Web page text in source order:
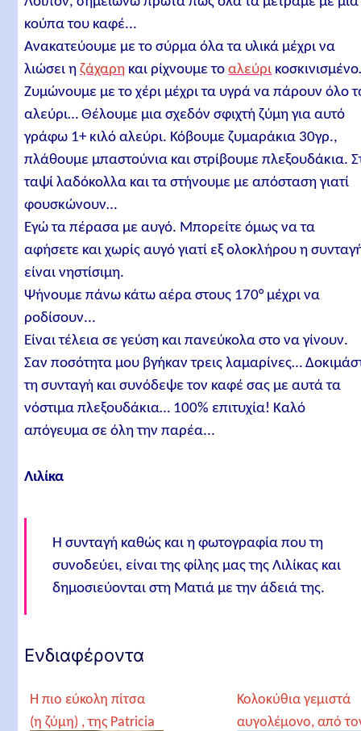
κούπα του καφέ...
Ανακατεύουμε με το σύρμα όλα τα υλικά μέχρι να
λιώσει ηζάχαρη και ρίχνουμε τοαλεύρι
Ζυμώνουμε με το χέρι μέχρι τα υγρά να πάρουν όλο
αλεύρι… Θέλουμε μια σχεδόν σφιχτή ζύμη για αυτό
γράφω 1+ κιλό αλεύρι. Κόβουμε ζυμαράκια 30γρ.,
πλάθουμε μπαστούνια και στρίβουμε πλεξουδάκια.
ταψί λαδόκολλα και τα στήνουμε με απόσταση γιατί
φουσκώνουν…
Εγώ τα πέρασα με αυγό. Μπορείτε όμως να τα
αφήσετε και χωρίς αυγό γιατί εξ ολοκλήρου η
είναι νηστίσιμη.
Ψήνουμε πάνω κάτω αέρα στους 170° μέχρι να
ροδίσουν...
Είναι τέλεια σε γεύση και πανεύκολα στο να γίνουν.
Σαν ποσότητα μου βγήκαν τρεις λαμαρίνες…
τη συνταγή και συνόδεψε τον καφέ σας με αυτά τα
νόστιμα πλεξουδάκια… 100% επιτυχία! Καλό
απόγευμα σε όλη την παρέα...
Λιλίκα
Η συνταγή καθώς και η φωτογραφία που τη
συνοδεύει, είναι της φίλης μας της Λιλίκας και
δημοσιεύονται στη Ματιά με την άδειά της.
Ενδιαφέροντα
Η πιο εύκολη πίτσα
(η ζύμη) , της Patricia
Κολοκύθια γεμιστά
αυγολέμονο, από